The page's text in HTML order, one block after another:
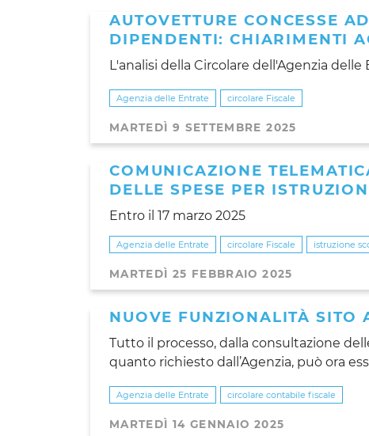
AUTOVETTURE CONCESSE
DIPENDENTI: CHIARIMENTI
L'analisi della Circolare dell'Agenzia delle
Agenzia delle Entrate circolare Fiscale
MARTEDÌ 9 SETTEMBRE 2025
COMUNICAZIONE
DELLE SPESE PER
Entro il 17 marzo 2025
Agenzia delle Entrate circolare Fiscale istruzione
MARTEDÌ 25 FEBBRAIO 2025
NUOVE FUNZIONALITÀ SITO
Tutto il processo, dalla consultazione
quanto richiesto dall’Agenzia, può ora
Agenzia delle Entrate circolare contabile fiscale
MARTEDÌ 14 GENNAIO 2025